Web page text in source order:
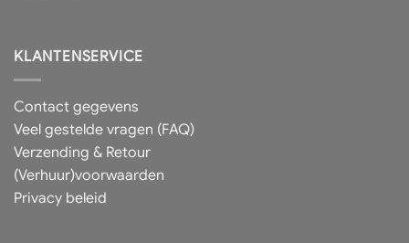
KLANTENSERVICE
Contact gegevens
Veel gestelde vragen (FAQ)
Verzending & Retour
(Verhuur)voorwaarden
Privacy beleid